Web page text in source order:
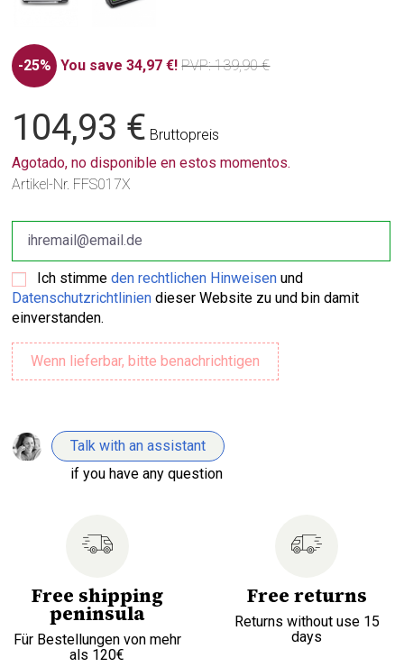
-25% You save 34,97 €! PVP: 139,90 €
104,93 € Bruttopreis
Agotado, no disponible en estos momentos.
Artikel-Nr. FFS017X
Ich stimmeden rechtlichen Hinweisen und
Datenschutzrichtlinien dieser Website zu und bin damit
einverstanden.
Talk with an assistant
if you have any question
Free shipping
peninsula
Für Bestellungen von mehr
als 120€
Free returns
Returns without use 15
days